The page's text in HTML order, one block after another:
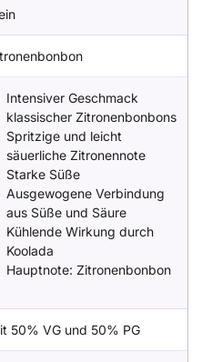
Intensiver Geschmack
klassischer Zitronenbonbons
Spritzige und leicht
säuerliche Zitronennote
Starke Süße
Ausgewogene Verbindung
aus Süße und Säure
Kühlende Wirkung durch
Koolada
Hauptnote: Zitronenbonbon
50% VG und 50% PG